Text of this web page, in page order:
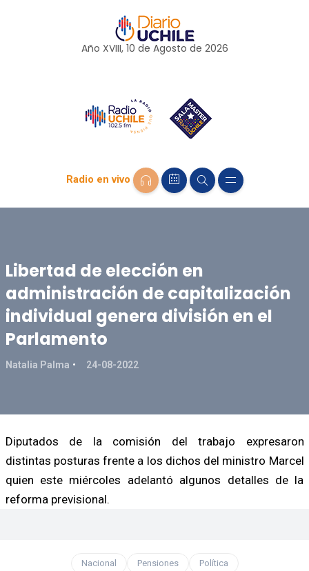
Año XVIII, 10 de Agosto de 2026
Radio en vivo
Libertad de elección en
administración de capitalización
individual genera división en el
Parlamento
Natalia Palma 24-08-2022
Diputados de la comisión del trabajo expresaron
distintas posturas frente a los dichos del ministro Marcel
quien este miércoles adelantó algunos detalles de la
reforma previsional.
Nacional Pensiones Política